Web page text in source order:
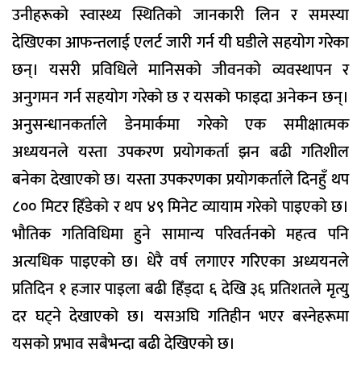
उनीहरूको स्वास्थ्य स्थितिको जानकारी लिन र समस्या
देखिएका आफन्तलाई एलर्ट जारी गर्न यी घडीले सहयोग गरेका
छन्। यसरी प्रविधिले मानिसको जीवनको व्यवस्थापन र
अनुगमन गर्न सहयोग गरेको छ र यसको फाइदा अनेकन छन्।
अनुसन्धानकर्ताले डेनमार्कमा गरेको एक समीक्षात्मक
अध्ययनले यस्ता उपकरण प्रयोगकर्ता झन बढी गतिशील
बनेका देखाएको छ। यस्ता उपकरणका प्रयोगकर्ताले दिनहुँ थप
८०० मिटर हिँडेको र थप ४९ मिनेट व्यायाम गरेको पाइएको छ।
भौतिक गतिविधिमा हुने सामान्य परिवर्तनको महत्व पनि
अत्यधिक पाइएको छ। धेरै वर्ष लगाएर गरिएका अध्ययनले
प्रतिदिन १ हजार पाइला बढी हिँड्दा ६ देखि ३६ प्रतिशतले मृत्यु
दर घट्ने देखाएको छ। यसअघि गतिहीन भएर बस्नेहरूमा
यसको प्रभाव सबैभन्दा बढी देखिएको छ।